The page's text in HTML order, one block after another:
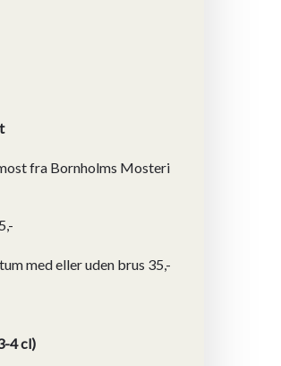
fra Bornholms Mosteri
med eller uden brus 35,-
4 cl)